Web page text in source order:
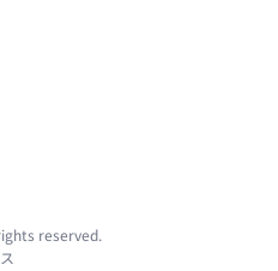
reserved.